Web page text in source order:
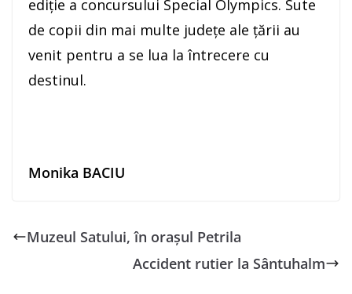
ediție a concursului Special Olympics. Sute
de copii din mai multe județe ale țării au
venit pentru a se lua la întrecere cu
destinul.
Monika BACIU
Muzeul Satului, în orașul Petrila
Accident rutier la Sântuhalm